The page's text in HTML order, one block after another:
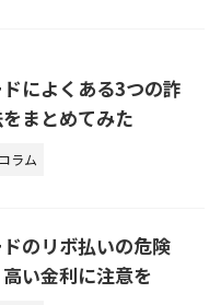
によくある3つの詐
まとめてみた
ラム
のリボ払いの危険
い金利に注意を